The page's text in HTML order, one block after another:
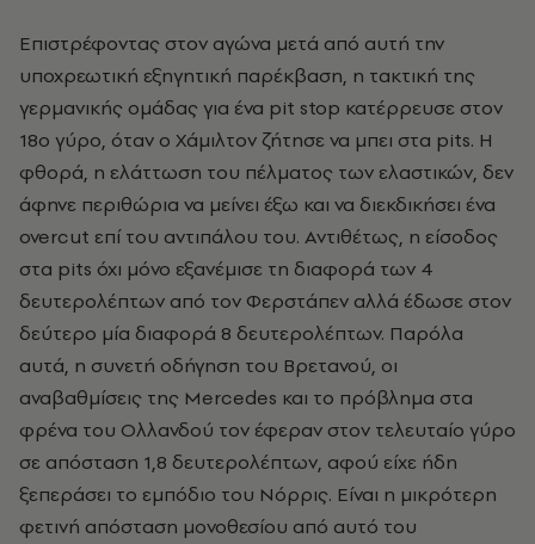
Επιστρέφοντας στον αγώνα μετά από αυτή την
υποχρεωτική εξηγητική παρέκβαση, η τακτική της
γερμανικής ομάδας για ένα pit stop κατέρρευσε στον
18ο γύρο, όταν ο Χάμιλτον ζήτησε να μπει στα pits. Η
φθορά, η ελάττωση του πέλματος των ελαστικών, δεν
άφηνε περιθώρια να μείνει έξω και να διεκδικήσει ένα
overcut επί του αντιπάλου του. Αντιθέτως, η είσοδος
στα pits όχι μόνο εξανέμισε τη διαφορά των 4
δευτερολέπτων από τον Φερστάπεν αλλά έδωσε στον
δεύτερο μία διαφορά 8 δευτερολέπτων. Παρόλα
αυτά, η συνετή οδήγηση του Βρετανού, οι
αναβαθμίσεις της Mercedes και το πρόβλημα στα
φρένα του Ολλανδού τον έφεραν στον τελευταίο γύρο
σε απόσταση 1,8 δευτερολέπτων, αφού είχε ήδη
ξεπεράσει το εμπόδιο του Νόρρις. Είναι η μικρότερη
φετινή απόσταση μονοθεσίου από αυτό του